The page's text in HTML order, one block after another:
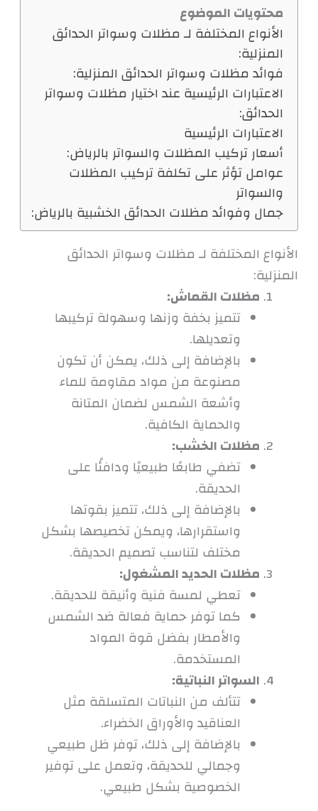
محتويات الموضوع
الأنواع المختلفة لـ مظلات وسواتر الحدائق
المنزلية:
فوائد مظلات وسواتر الحدائق المنزلية:
الاعتبارات الرئيسية عند اختيار مظلات وسواتر
الحدائق:
الاعتبارات الرئيسية
أسعار تركيب المظلات والسواتر بالرياض:
عوامل تؤثر على تكلفة تركيب المظلات
والسواتر
جمال وفوائد مظلات الحدائق الخشبية بالرياض:
الأنواع المختلفة لـ مظلات وسواتر الحدائق
المنزلية:
مظلات القماش:
تتميز بخفة وزنها وسهولة تركيبها
وتعديلها.
بالإضافة إلى ذلك، يمكن أن تكون
مصنوعة من مواد مقاومة للماء
وأشعة الشمس لضمان المتانة
والحماية الكافية.
مظلات الخشب:
تضفي طابعًا طبيعيًا ودافئًا على
الحديقة.
بالإضافة إلى ذلك، تتميز بقوتها
واستقرارها، ويمكن تخصيصها بشكل
مختلف لتناسب تصميم الحديقة.
مظلات الحديد المشغول:
تعطي لمسة فنية وأنيقة للحديقة.
كما توفر حماية فعالة ضد الشمس
والأمطار بفضل قوة المواد
المستخدمة.
السواتر النباتية:
تتألف من النباتات المتسلقة مثل
العناقيد والأوراق الخضراء.
بالإضافة إلى ذلك، توفر ظل طبيعي
وجمالي للحديقة، وتعمل على توفير
الخصوصية بشكل طبيعي.